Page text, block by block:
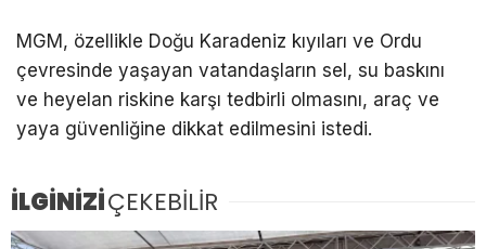
MGM, özellikle Doğu Karadeniz kıyıları ve Ordu
çevresinde yaşayan vatandaşların sel, su baskını
ve heyelan riskine karşı tedbirli olmasını, araç ve
yaya güvenliğine dikkat edilmesini istedi.
İLGİNİZİÇEKEBİLİR